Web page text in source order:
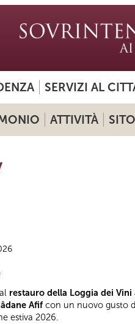
SERVIZI AL
ATTIVITÀ
restauro della Loggia dei Vini
Afif con un nuovo gusto
estiva 2026.